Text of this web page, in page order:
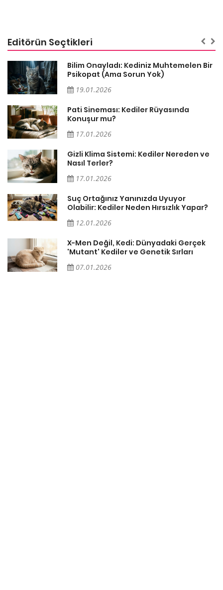
Editörün Seçtikleri
Bilim Onayladı: Kediniz Muhtemelen Bir
Psikopat (Ama Sorun Yok)
19.01.2026
Pati Sineması: Kediler Rüyasında
Konuşur mu?
17.01.2026
Gizli Klima Sistemi: Kediler Nereden ve
Nasıl Terler?
17.01.2026
Suç Ortağınız Yanınızda Uyuyor
Olabilir: Kediler Neden Hırsızlık Yapar?
12.01.2026
X-Men Değil, Kedi: Dünyadaki Gerçek
'Mutant' Kediler ve Genetik Sırları
07.01.2026